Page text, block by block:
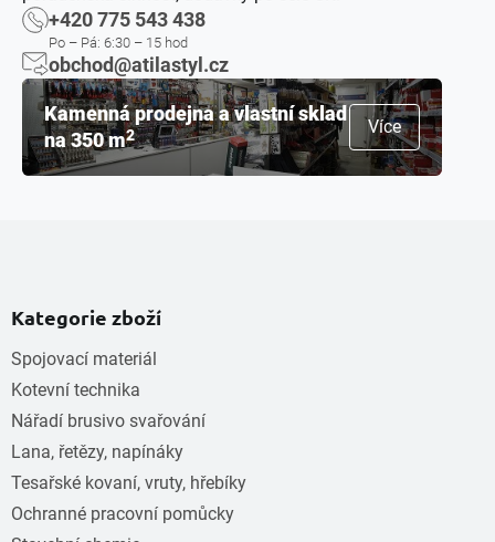
+420 775 543 438
Po – Pá: 6:30 – 15 hod
obchod@atilastyl.cz
Kamenná prodejna a vlastní sklad
na 350 m2 Více
Kategorie zboží
Spojovací materiál
Kotevní technika
Nářadí brusivo svařování
Lana, řetězy, napínáky
Tesařské kovaní, vruty, hřebíky
Ochranné pracovní pomůcky